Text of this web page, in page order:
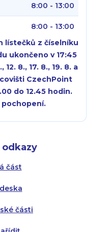
odkazy
část
části
8:00 - 13:00
8:00 - 13:00
lístečků z číselníku
ukončeno v 17:45
12. 8., 17. 8., 19. 8. a
CzechPoint
do 12.45 hodin.
pochopení.